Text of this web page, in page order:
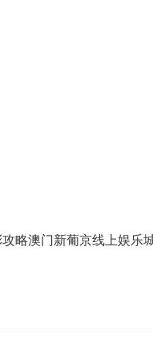
略澳门新葡京线上娱乐